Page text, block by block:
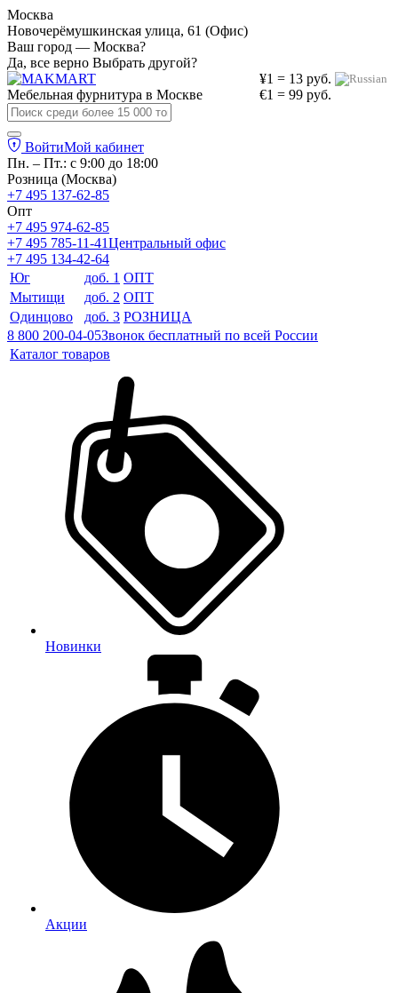
Москва
Новочерёмушкинская улица, 61 (Офис)
Ваш город — Москва?
Да, все верно Выбрать другой?
¥1 = 13 руб.
€1 = 99 руб.
Мебельная фурнитура в Москве
ВойтиМой кабинет
Пн. – Пт.: с 9:00 до 18:00
Розница (Москва)
+7 495 137-62-85
Опт
+7 495 974-62-85
+7 495 785-11-41Центральный офис
+7 495 134-42-64
Юг
доб. 1 ОПТ
Мытищи
доб. 2 ОПТ
Одинцово
доб. 3 РОЗНИЦА
8 800 200-04-05Звонок бесплатный по всей России
Каталог товаров
Новинки
Акции